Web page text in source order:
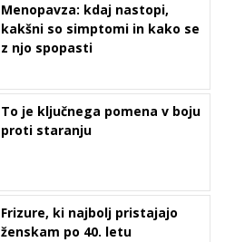
Menopavza: kdaj nastopi,
kakšni so simptomi in kako se
z njo spopasti
To je ključnega pomena v boju
proti staranju
Frizure, ki najbolj pristajajo
ženskam po 40. letu